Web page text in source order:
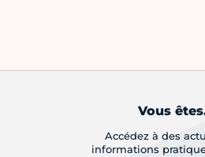
Vous
Accédez à des
informations